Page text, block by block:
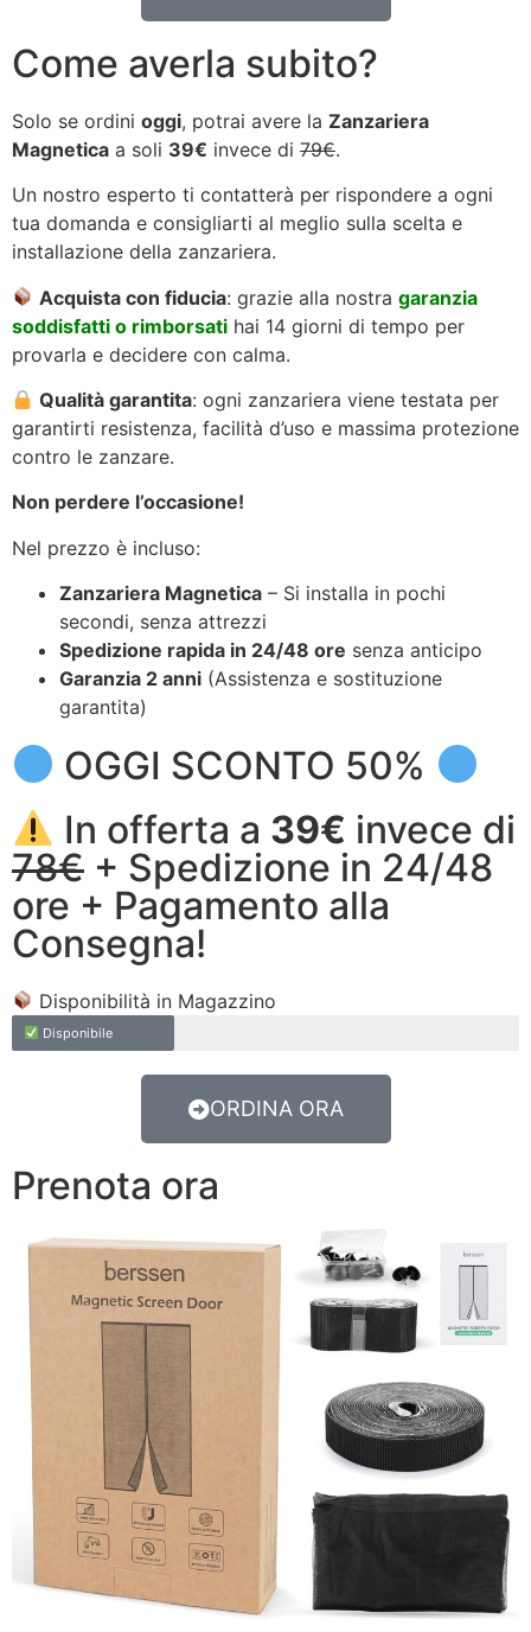
Come averla subito?
Solo se ordini oggi, potrai avere la Zanzariera
Magnetica a soli 39€ invece di 79€.
Un nostro esperto ti contatterà per rispondere a ogni
tua domanda e consigliarti al meglio sulla scelta e
installazione della zanzariera.
Acquista con fiducia: grazie alla nostragaranzia
soddisfatti o rimborsati hai 14 giorni di tempo per
provarla e decidere con calma.
Qualità garantita: ogni zanzariera viene testata per
garantirti resistenza, facilità d’uso e massima protezione
contro le zanzare.
Non perdere l’occasione!
Nel prezzo è incluso:
Zanzariera Magnetica – Si installa in pochi
secondi, senza attrezzi
Spedizione rapida in 24/48 ore senza anticipo
Garanzia 2 anni (Assistenza e sostituzione
garantita)
OGGI SCONTO 50%
In offerta a 39€ invece di
78€ + Spedizione in 24/48
ore + Pagamento alla
Consegna!
Disponibilità in Magazzino
Disponibile
ORDINA ORA
Prenota ora